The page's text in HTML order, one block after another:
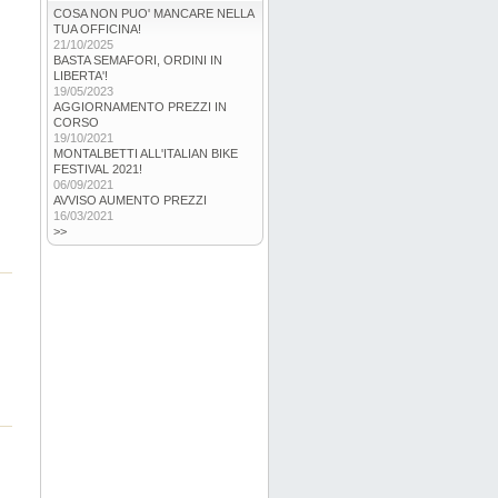
COSA NON PUO' MANCARE NELLA
TUA OFFICINA!
21/10/2025
BASTA SEMAFORI, ORDINI IN
LIBERTA'!
19/05/2023
AGGIORNAMENTO PREZZI IN
CORSO
19/10/2021
MONTALBETTI ALL'ITALIAN BIKE
FESTIVAL 2021!
06/09/2021
AVVISO AUMENTO PREZZI
16/03/2021
>>